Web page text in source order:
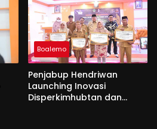
Boalemo
Penjabup Hendriwan
Launching Inovasi
Disperkimhubtan dan